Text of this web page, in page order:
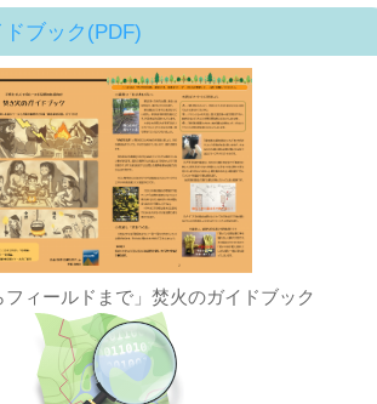
ブック(PDF)
フィールドまで」焚火のガイドブック